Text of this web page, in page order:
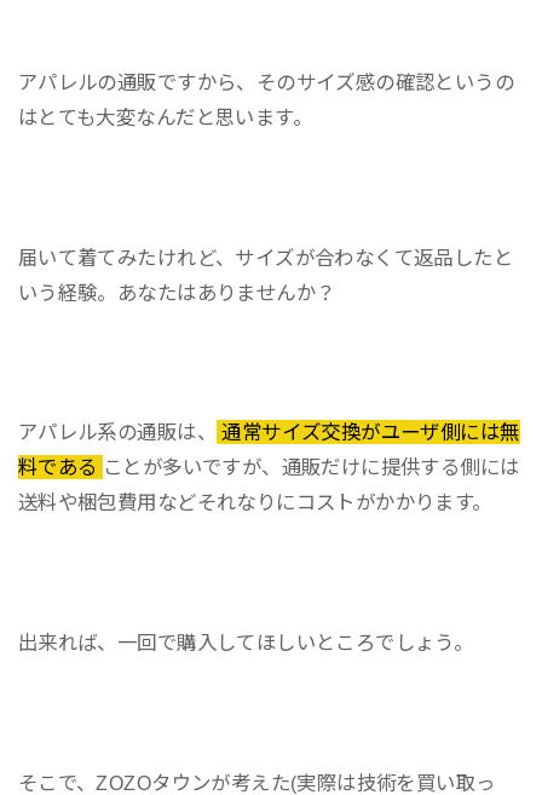
アパレルの通販ですから、そのサイズ感の確認というの
はとても大変なんだと思います。
届いて着てみたけれど、サイズが合わなくて返品したと
いう経験。あなたはありませんか？
アパレル系の通販は、
通常サイズ交換がユーザ側には無
料である ことが多いですが、通販だけに提供する側には
送料や梱包費用などそれなりにコストがかかります。
出来れば、一回で購入してほしいところでしょう。
そこで、ZOZOタウンが考えた(実際は技術を買い取っ